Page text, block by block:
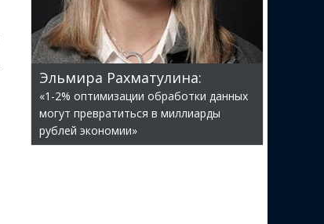
Эльмира Рахматулина:
«1-2% оптимизации обработки данных
могут превратиться в миллиарды
рублей экономии»